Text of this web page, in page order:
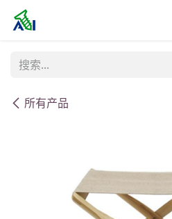
跳至内容
所有产品